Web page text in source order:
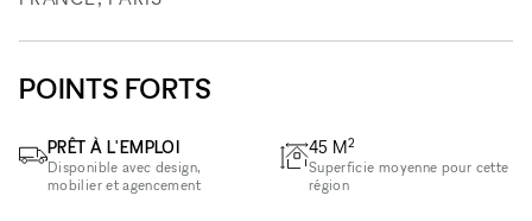
POINTS FORTS
PRÊT À L'EMPLOI
Disponible avec design,
mobilier et agencement
45 M2
Superficie moyenne pour cette
région